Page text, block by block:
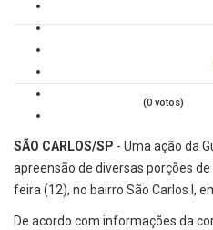
(0 votos)
SÃO CARLOS/SP - Uma ação da
apreensão de diversas porções
feira (12), no bairro São Carlos I,
De acordo com informações da